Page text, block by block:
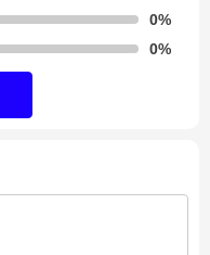
sản xuất ra 3 dòng sản
sản)
-18 độ C (chủ yếu sử
C ~ -25 độ C.
0%
0%